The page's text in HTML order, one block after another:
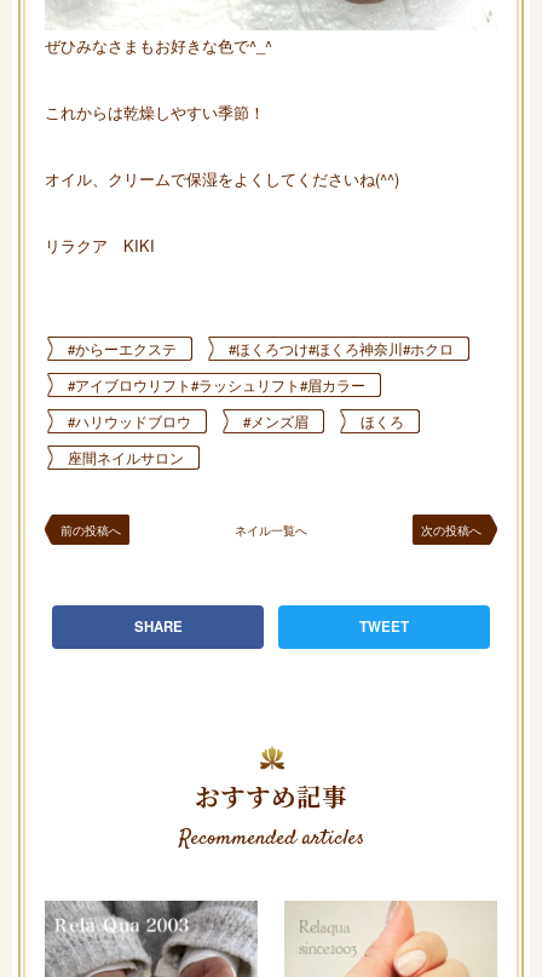
ぜひみなさまもお好きな色で^_^
これからは乾燥しやすい季節！
オイル、クリームで保湿をよくしてくださいね(^^)
リラクア KIKI
#からーエクステ
#ほくろつけ#ほくろ神奈川#ホクロ
#アイブロウリフト#ラッシュリフト#眉カラー
#ハリウッドブロウ
#メンズ眉
ほくろ
座間ネイルサロン
前の投稿へ ネイル一覧へ 次の投稿へ
SHARE TWEET
おすすめ記事
Recommended articles